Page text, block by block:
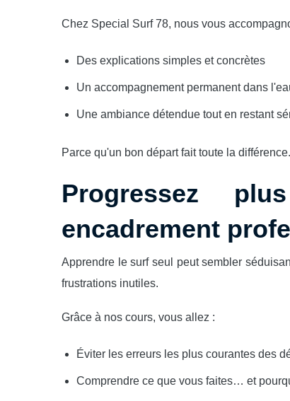
Chez Special Surf 78, nous vous
Des explications simples et concrètes
Un accompagnement permanent dans
Une ambiance détendue tout en restant
Parce qu'un bon départ fait toute la différence.
Progressez
encadrement
Apprendre le surf seul peut sembler
frustrations inutiles.
Grâce à nos cours, vous allez :
Éviter les erreurs les plus courantes des
Comprendre ce que vous faites… et